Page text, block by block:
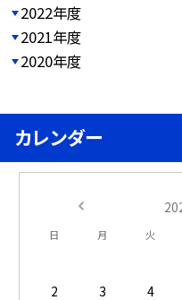
2022年度
2021年度
2020年度
カレンダー
日 月 火
2
3 4